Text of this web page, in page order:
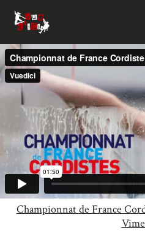
Championnat de France